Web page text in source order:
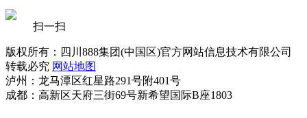
扫一扫
版权所有：四川888集团(中国区)官方网站信息技术有限公司
转载必究 网站地图
泸州：龙马潭区红星路291号附401号
成都：高新区天府三街69号新希望国际B座1803